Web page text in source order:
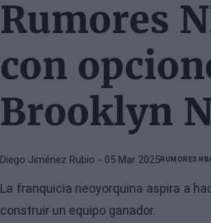
Rumores
con
Brooklyn
Diego Jiménez Rubio - 05 Mar 2025RUMORES
La franquicia neoyorquina aspira a
construir un equipo ganador.